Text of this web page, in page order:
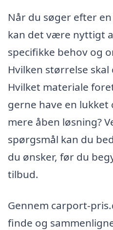
Når du søger efter
kan det være nyttigt
specifikke behov og
Hvilken størrelse
Hvilket materiale
gerne have en
mere åben løsning?
spørgsmål kan du
du ønsker, før du
tilbud.
Gennem carport-
finde og